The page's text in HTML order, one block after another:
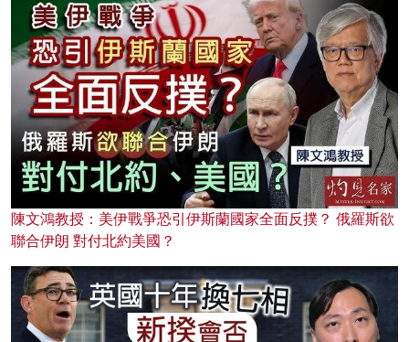
陳文鴻教授：美伊戰爭恐引伊斯蘭國家全面反撲？ 俄羅斯欲
聯合伊朗 對付北約美國？